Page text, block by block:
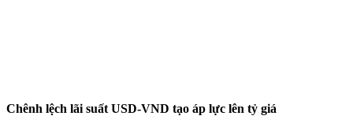
Chênh lệch lãi suất USD-VND tạo áp lực lên tỷ giá